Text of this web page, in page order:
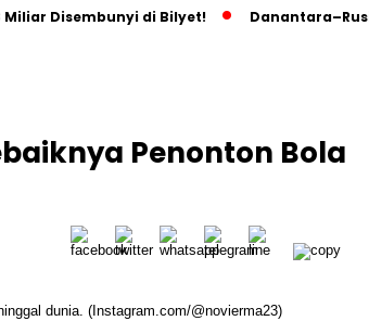
Disembunyi di Bilyet! Danantara–Rusia
Penonton Bola